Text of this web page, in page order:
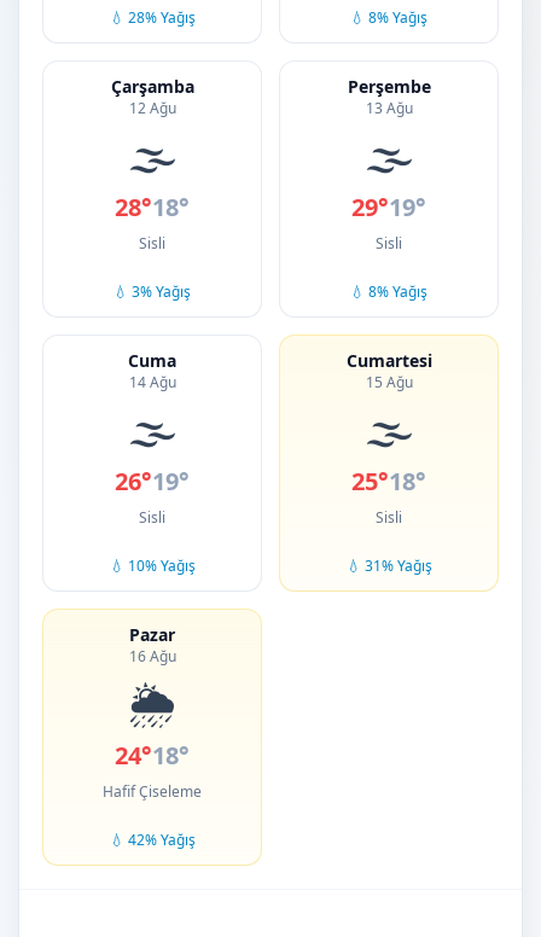
💧 28% Yağış 💧 8% Yağış
Çarşamba
12 Ağu
🌫️
28°18°
Sisli
💧 3% Yağış
Perşembe
13 Ağu
🌫️
29°19°
Sisli
💧 8% Yağış
Cuma
14 Ağu
🌫️
26°19°
Sisli
💧 10% Yağış
Cumartesi
15 Ağu
🌫️
25°18°
Sisli
💧 31% Yağış
Pazar
16 Ağu
🌦️
24°18°
Hafif Çiseleme
💧 42% Yağış